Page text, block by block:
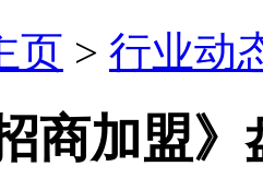
页 > 行业动
商加盟